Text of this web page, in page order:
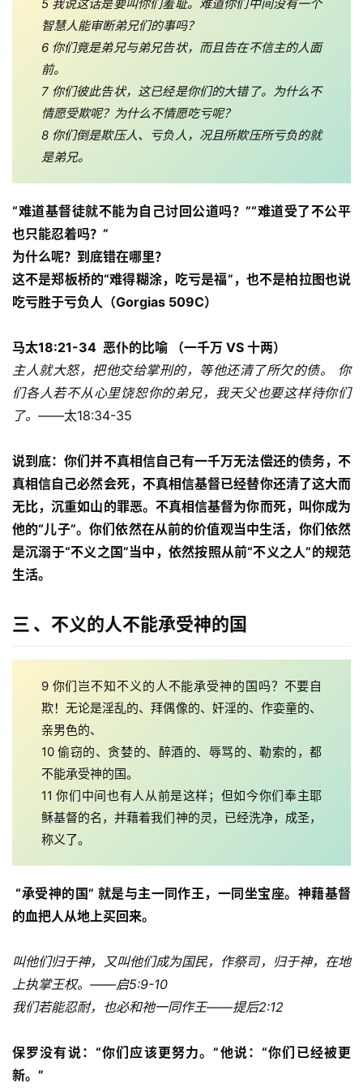
赞
美
敬
拜
研
究
按
查
经
热
点
回
应
关
我
5 我说这话是要叫你们羞耻。难道你们中间没有一个
智慧人能审断弟兄们的事吗？
6 你们竟是弟兄与弟兄告状，而且告在不信主的人面
前。
7 你们彼此告状，这已经是你们的大错了。为什么不
情愿受欺呢？为什么不情愿吃亏呢？
8 你们倒是欺压人、亏负人，况且所欺压所亏负的就
是弟兄。
“难道基督徒就不能为自己讨回公道吗？”“难道受了不公平
也只能忍着吗？”
为什么呢？到底错在哪里？
这不是郑板桥的“难得糊涂，吃亏是福”，也不是柏拉图也说
吃亏胜于亏负人（Gorgias 509C）
马太18:21-34  恶仆的比喻 （一千万 VS 十两）
主人就大怒，把他交给掌刑的，等他还清了所欠的债。 你
们各人若不从心里饶恕你的弟兄，我天父也要这样待你们
了。 ——太18:34-35
说到底：你们并不真相信自己有一千万无法偿还的债务，不
真相信自己必然会死，不真相信基督已经替你还清了这大而
无比，沉重如山的罪恶。不真相信基督为你而死，叫你成为
他的“儿子”。你们依然在从前的价值观当中生活，你们依然
是沉溺于“不义之国”当中，依然按照从前“不义之人”的规范
生活。
三 、不义的人不能承受神的国
9 你们岂不知不义的人不能承受神的国吗？不要自
欺！无论是淫乱的、拜偶像的、奸淫的、作娈童的、
亲男色的、
10 偷窃的、贪婪的、醉酒的、辱骂的、勒索的，都
不能承受神的国。
11 你们中间也有人从前是这样；但如今你们奉主耶
稣基督的名，并藉着我们神的灵，已经洗净，成圣，
称义了。
“承受神的国” 就是与主一同作王，一同坐宝座。神藉基督
的血把人从地上买回来。
叫他们归于神，又叫他们成为国民，作祭司，归于神，在地
上执掌王权。——启5:9-10
我们若能忍耐，也必和祂一同作王——提后2:12
保罗没有说：“你们应该更努力。”他说：“你们已经被更
新。”